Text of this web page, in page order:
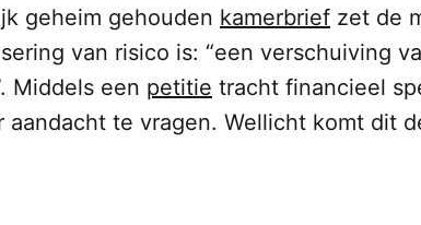
geheim gehouden kamerbrief zet de
van risico is: “een verschuiving
Middels een petitie tracht financieel
aandacht te vragen. Wellicht komt dit